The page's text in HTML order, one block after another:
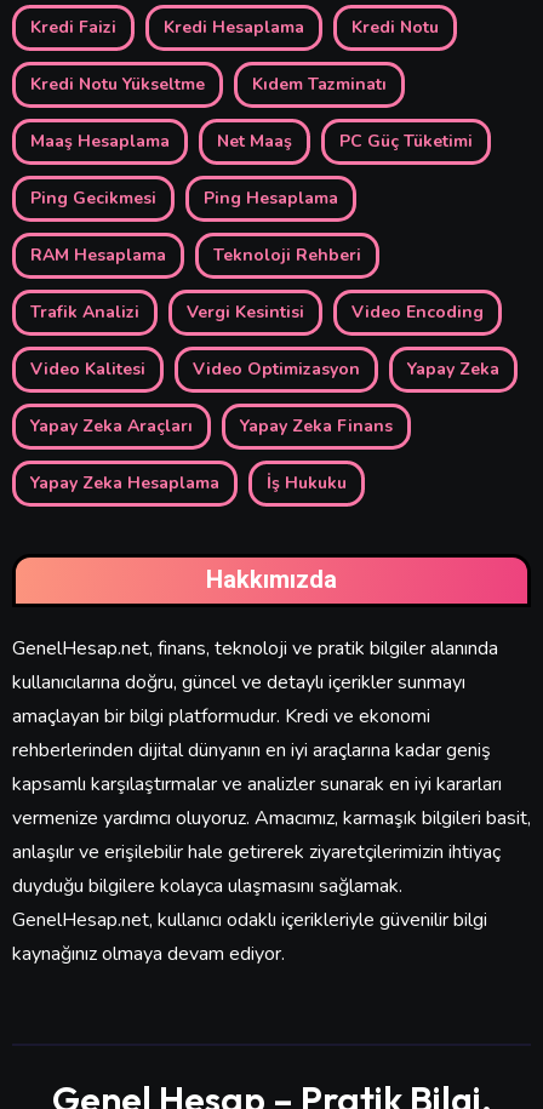
Kredi Faizi Kredi Hesaplama Kredi Notu
Kredi Notu Yükseltme Kıdem Tazminatı
Maaş Hesaplama Net Maaş PC Güç Tüketimi
Ping Gecikmesi Ping Hesaplama
RAM Hesaplama Teknoloji Rehberi
Trafik Analizi Vergi Kesintisi Video Encoding
Video Kalitesi Video Optimizasyon Yapay Zeka
Yapay Zeka Araçları Yapay Zeka Finans
Yapay Zeka Hesaplama İş Hukuku
Hakkımızda
GenelHesap.net, finans, teknoloji ve pratik bilgiler alanında
kullanıcılarına doğru, güncel ve detaylı içerikler sunmayı
amaçlayan bir bilgi platformudur. Kredi ve ekonomi
rehberlerinden dijital dünyanın en iyi araçlarına kadar geniş
kapsamlı karşılaştırmalar ve analizler sunarak en iyi kararları
vermenize yardımcı oluyoruz. Amacımız, karmaşık bilgileri basit,
anlaşılır ve erişilebilir hale getirerek ziyaretçilerimizin ihtiyaç
duyduğu bilgilere kolayca ulaşmasını sağlamak.
GenelHesap.net, kullanıcı odaklı içerikleriyle güvenilir bilgi
kaynağınız olmaya devam ediyor.
Genel Hesap – Pratik Bilgi,